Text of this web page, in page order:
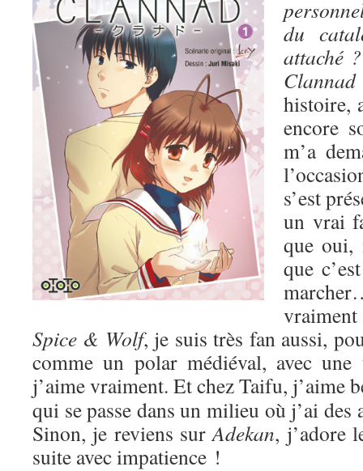
du
attaché ?
histoire,
encore
m’a
s’est
un vrai
que
que
Spice & Wolf, je suis très fan aussi,
comme un polar médiéval, avec une
j’aime vraiment. Et chez Taifu, j’aime
qui se passe dans un milieu où j’ai
Sinon, je reviens surAdekan, j’adore
suite avec impatience !